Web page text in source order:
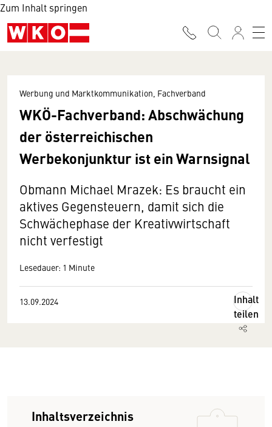
Zum Inhalt springen
Werbung und Marktkommunikation, Fachverband
WKÖ-Fachverband: Abschwächung
der österreichischen
Werbekonjunktur ist ein Warnsignal
Obmann Michael Mrazek: Es braucht ein
aktives Gegensteuern, damit sich die
Schwächephase der Kreativwirtschaft
nicht verfestigt
Lesedauer: 1 Minute
13.09.2024
Inhalt
teilen
Inhaltsverzeichnis